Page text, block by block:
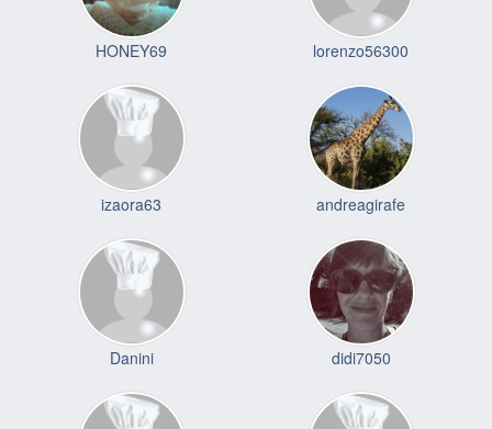
HONEY69 lorenzo56300
izaora63 andreagirafe
Danini didi7050